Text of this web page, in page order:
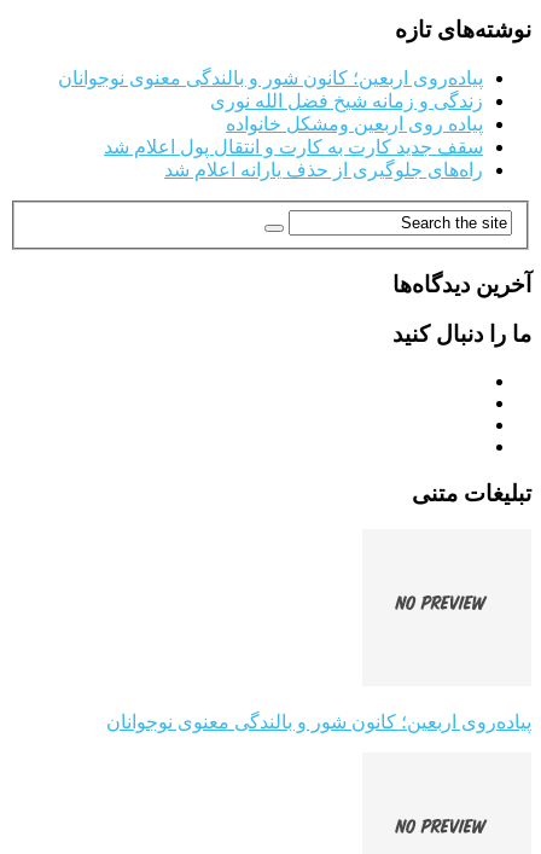
نوشته‌های تازه
پیاده‌روی اربعین؛ کانون شور و بالندگی معنوی نوجوانان
زندگی و زمانه شیخ فضل الله نوری
پیاده روی اربعین ومشکل خانواده
سقف جدید کارت به کارت و انتقال پول اعلام شد
راه‌های جلوگیری از حذف یارانه اعلام شد
آخرین دیدگاه‌ها
ما را دنبال کنید
تبلیغات متنی
پیاده‌روی اربعین؛ کانون شور و بالندگی معنوی نوجوانان